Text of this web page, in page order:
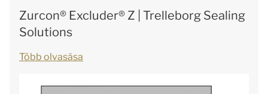
Zurcon® Excluder® Z | Trelleborg Sealing
Solutions
Több olvasása